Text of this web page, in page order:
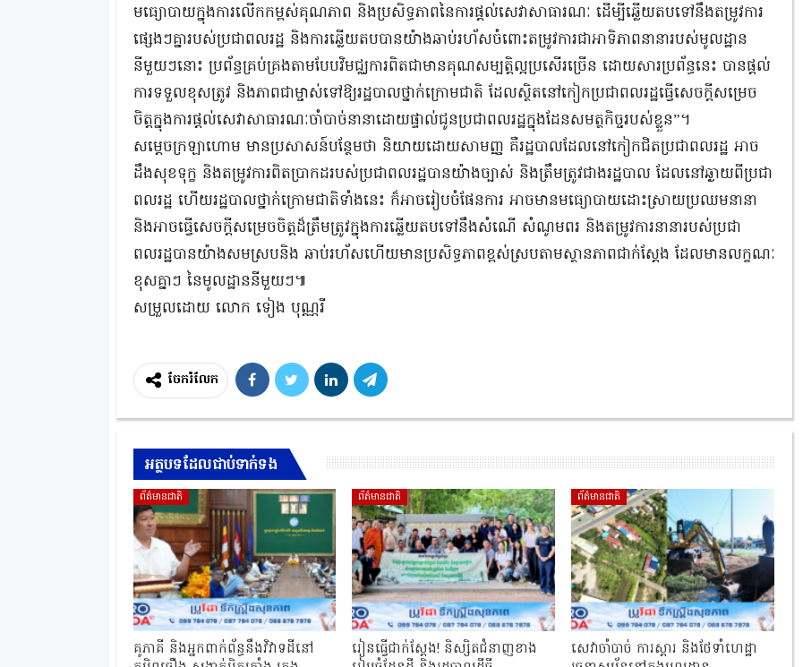
មធ្យោបាយក្នុងការលើកកម្ពស់គុណភាព និងប្រសិទ្ធភាពនៃការផ្តល់សេវាសាធារណៈ ដើម្បីឆ្លើយតបទៅនឹងតម្រូវការ
ផ្សេងៗគ្នារបស់ប្រជាពលរដ្ឋ និងការឆ្លើយតបបានយ៉ាងឆាប់រហ័សចំពោះតម្រូវការជាអាទិភាពនានារបស់មូលដ្ឋាន
នីមួយៗនោះ ប្រព័ន្ធគ្រប់គ្រងតាមបែបវិមជ្ឈការពិតជាមានគុណសម្បត្តិល្អប្រសើរច្រើន ដោយសារប្រព័ន្ធនេះ បានផ្តល់
ការទទួលខុសត្រូវ និងភាពជាម្ចាស់ទៅឱ្យរដ្ឋបាលថ្នាក់ក្រោមជាតិ ដែលស្ថិតនៅកៀកប្រជាពលរដ្ឋធ្វើសេចក្តីសម្រេច
ចិត្តក្នុងការផ្តល់សេវាសាធារណៈចាំបាច់នានាដោយផ្ទាល់ជូនប្រជាពលរដ្ឋក្នុងដែនសមត្ថកិច្ចរបស់ខ្លួន”។
សម្ដេចក្រឡាហោម មានប្រសាសន៍បន្ថែមថា និយាយដោយសាមញ្ញ គឺរដ្ឋបាលដែលនៅកៀកជិតប្រជាពលរដ្ឋ អាច
ដឹងសុខទុក្ខ និងតម្រូវការពិតប្រាកដរបស់ប្រជាពលរដ្ឋបានយ៉ាងច្បាស់ និងត្រឹមត្រូវជាងរដ្ឋបាល ដែលនៅឆ្ងាយពីប្រជា
ពលរដ្ឋ ហើយរដ្ឋបាលថ្នាក់ក្រោមជាតិទាំងនេះ ក៏អាចរៀបចំផែនការ អាចមានមធ្យោបាយដោះស្រាយប្រឈមនានា
និងអាចធ្វើសេចក្ដីសម្រេចចិត្តដ៏ត្រឹមត្រូវក្នុងការឆ្លើយតបទៅនឹងសំណើ សំណូមពរ និងតម្រូវការនានារបស់ប្រជា
ពលរដ្ឋបានយ៉ាងសមស្របនិង ឆាប់រហ័សហើយមានប្រសិទ្ធភាពខ្ពស់ស្របតាមស្ថានភាពជាក់ស្ដែង ដែលមានលក្ខណៈ
ខុសគ្នាៗ នៃមូលដ្ឋាននីមួយៗ៕
សម្រួលដោយ លោក ទៀង បុណ្ណរី
ចែករំលែក
អត្ថបទដែលជាប់ទាក់ទង
ព័ត៌មានជាតិ
គូភាគី និងអ្នកពាក់ព័ន្ធនឹងវិវាទដីនៅ
ព័ត៌មានជាតិ
រៀនធ្វើជាក់ស្ដែង! និស្សិតជំនាញខាង
ព័ត៌មានជាតិ
សេវាចាំបាច់ ការស្តារ និងថែទាំហេដ្ឋា